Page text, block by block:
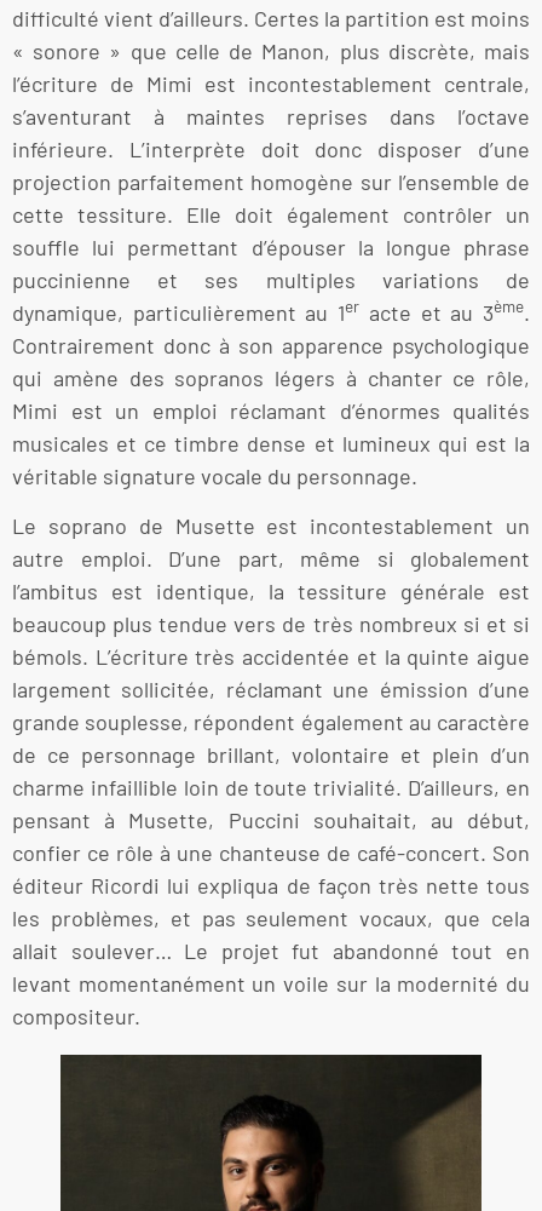
difficulté vient d’ailleurs. Certes la partition est moins
« sonore » que celle de Manon, plus discrète, mais
l’écriture de Mimi est incontestablement centrale,
s’aventurant à maintes reprises dans l’octave
inférieure. L’interprète doit donc disposer d’une
projection parfaitement homogène sur l’ensemble de
cette tessiture. Elle doit également contrôler un
souffle lui permettant d’épouser la longue phrase
puccinienne et ses multiples variations de
dynamique, particulièrement au 1er acte et au 3ème.
Contrairement donc à son apparence psychologique
qui amène des sopranos légers à chanter ce rôle,
Mimi est un emploi réclamant d’énormes qualités
musicales et ce timbre dense et lumineux qui est la
véritable signature vocale du personnage.
Le soprano de Musette est incontestablement un
autre emploi. D’une part, même si globalement
l’ambitus est identique, la tessiture générale est
beaucoup plus tendue vers de très nombreux si et si
bémols. L’écriture très accidentée et la quinte aigue
largement sollicitée, réclamant une émission d’une
grande souplesse, répondent également au caractère
de ce personnage brillant, volontaire et plein d’un
charme infaillible loin de toute trivialité. D’ailleurs, en
pensant à Musette, Puccini souhaitait, au début,
confier ce rôle à une chanteuse de café-concert. Son
éditeur Ricordi lui expliqua de façon très nette tous
les problèmes, et pas seulement vocaux, que cela
allait soulever… Le projet fut abandonné tout en
levant momentanément un voile sur la modernité du
compositeur.